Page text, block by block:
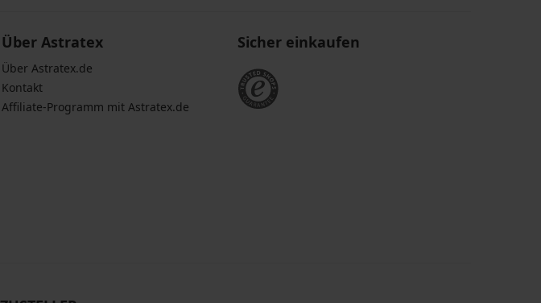
Über Astratex
Über Astratex.de
Kontakt
Affiliate-Programm mit Astratex.de
Sicher einkaufen